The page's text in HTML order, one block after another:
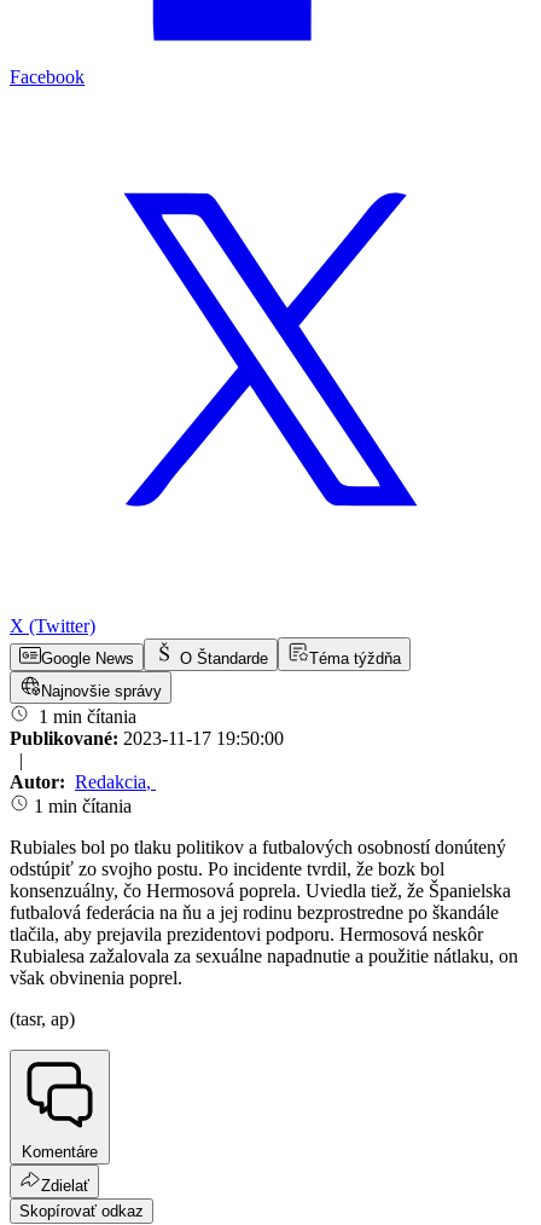
Facebook
X (Twitter)
Google News O Štandarde
Téma týždňa
Najnovšie správy
1 min čítania
Publikované: 2023-11-17 19:50:00
|
Autor: Redakcia,
1 min čítania
Rubiales bol po tlaku politikov a futbalových osobností donútený
odstúpiť zo svojho postu. Po incidente tvrdil, že bozk bol
konsenzuálny, čo Hermosová poprela. Uviedla tiež, že Španielska
futbalová federácia na ňu a jej rodinu bezprostredne po škandále
tlačila, aby prejavila prezidentovi podporu. Hermosová neskôr
Rubialesa zažalovala za sexuálne napadnutie a použitie nátlaku, on
však obvinenia poprel.
(tasr, ap)
Komentáre
Zdielať
Skopírovať odkaz